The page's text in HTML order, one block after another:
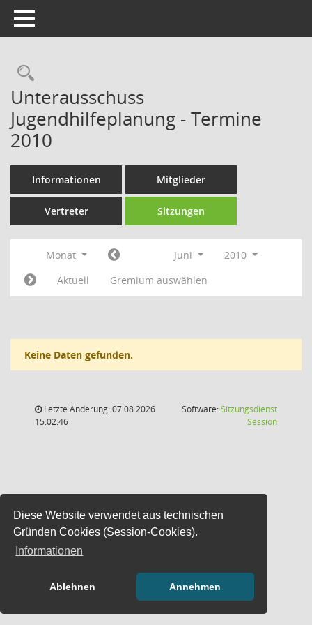
Diese Website verwendet aus technischen
Gründen Cookies (Session-Cookies).
Informationen
Ablehnen Annehmen
Toggle navigation
Rechercheauswahl
Unterausschuss
Jugendhilfeplanung - Termine
2010
Informationen Mitglieder
Vertreter Sitzungen
Monat Juni
2010
Aktuell
Gremium auswählen
Keine Daten gefunden.
Letzte Änderung: 07.08.2026
15:02:46
Software:Sitzungsdienst
Session(Wird in